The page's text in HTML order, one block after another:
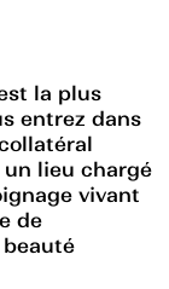
la plus
entrez dans
lieu chargé
vivant
de